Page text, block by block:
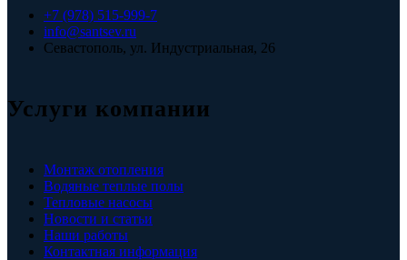
+7 (978) 515-999-7
info@santsev.ru
Севастополь, ул. Индустриальная, 26
Услуги компании
Монтаж отопления
Водяные теплые полы
Тепловые насосы
Новости и статьи
Наши работы
Контактная информация